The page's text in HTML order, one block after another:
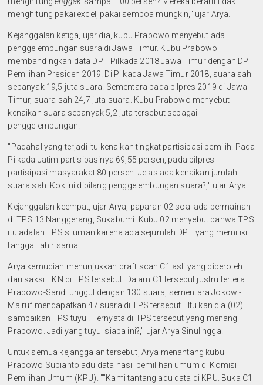
menghitung pakai excel, pakai sempoa mungkin," ujar Arya.
Kejanggalan ketiga , ujar dia, kubu Prabowo menyebut ada
penggelembungan suara di Jawa Timur. Kubu Prabowo
membandingkan data DPT Pilkada 2018 Jawa Timur dengan DPT
Pemilihan Presiden 2019. Di Pilkada Jawa Timur 2018, suara sah
sebanyak 19,5 juta suara. Sementara pada pilpres 2019 di Jawa
Timur, suara sah 24,7 juta suara. Kubu Prabowo menyebut
kenaikan suara sebanyak 5,2 juta tersebut sebagai
penggelembungan.
"Padahal yang terjadi itu kenaikan tingkat partisipasi pemilih. Pada
Pilkada Jatim partisipasinya 69,55 persen, pada pilpres
partisipasi masyarakat 80 persen. Jelas ada kenaikan jumlah
suara sah. Kok ini dibilang penggelembungan suara?," ujar Arya.
Kejanggalan keempat , ujar Arya, paparan 02 soal ada permainan
di TPS 13 Nanggerang, Sukabumi. Kubu 02 menyebut bahwa TPS
itu adalah TPS siluman karena ada sejumlah DPT yang memiliki
tanggal lahir sama.
Arya kemudian menunjukkan draft scan C1 asli yang diperoleh
dari saksi TKN di TPS tersebut. Dalam C1 tersebut justru tertera
Prabowo-Sandi unggul dengan 130 suara, sementara Jokowi-
Ma'ruf mendapatkan 47 suara di TPS tersebut. "Itu kan dia (02)
sampaikan TPS tuyul. Ternyata di TPS tersebut yang menang
Prabowo. Jadi yang tuyul siapa ini?," ujar Arya Sinulingga.
Untuk semua kejanggalan tersebut, Arya menantang kubu
Prabowo Subianto adu data hasil pemilihan umum di Komisi
Pemilihan Umum (KPU). ""Kami tantang adu data di KPU. Buka C1